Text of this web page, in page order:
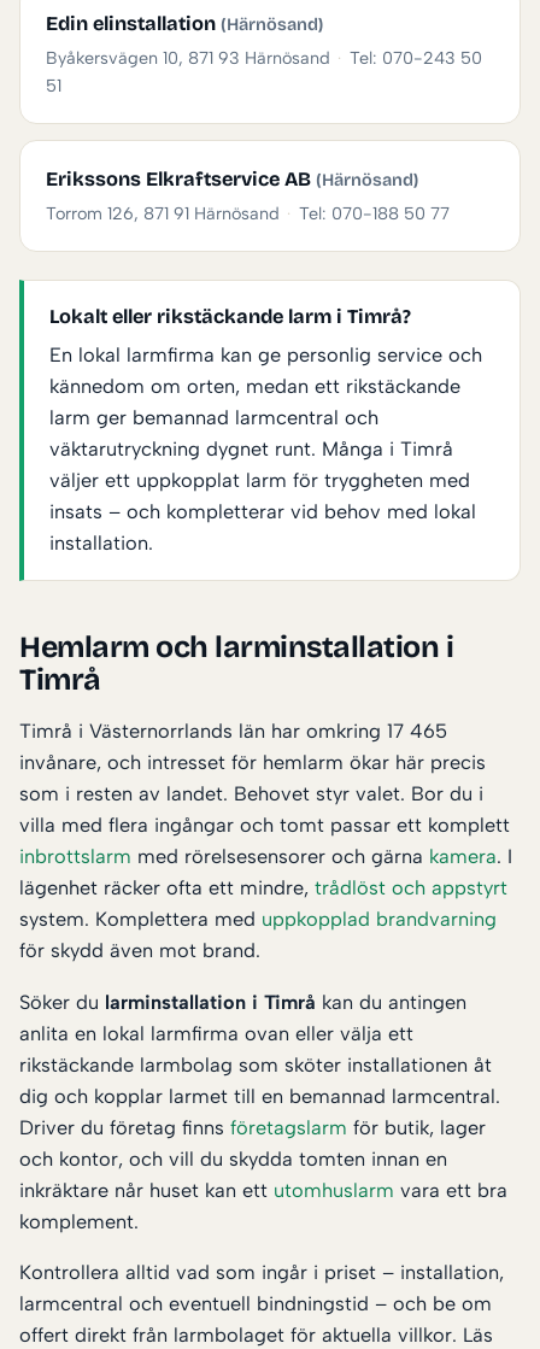
Edin elinstallation (Härnösand)
Byåkersvägen 10, 871 93 Härnösand · Tel: 070-243 50
51
Erikssons Elkraftservice AB (Härnösand)
Torrom 126, 871 91 Härnösand · Tel: 070-188 50 77
Lokalt eller rikstäckande larm i Timrå?
En lokal larmfirma kan ge personlig service och
kännedom om orten, medan ett rikstäckande
larm ger bemannad larmcentral och
väktarutryckning dygnet runt. Många i Timrå
väljer ett uppkopplat larm för tryggheten med
insats – och kompletterar vid behov med lokal
installation.
Hemlarm och larminstallation i
Timrå
Timrå i Västernorrlands län har omkring 17 465
invånare, och intresset för hemlarm ökar här precis
som i resten av landet. Behovet styr valet. Bor du i
villa med flera ingångar och tomt passar ett komplett
inbrottslarm med rörelsesensorer och gärna kamera. I
lägenhet räcker ofta ett mindre, trådlöst och appstyrt
system. Komplettera med uppkopplad brandvarning
för skydd även mot brand.
Söker du larminstallation i Timrå kan du antingen
anlita en lokal larmfirma ovan eller välja ett
rikstäckande larmbolag som sköter installationen åt
dig och kopplar larmet till en bemannad larmcentral.
Driver du företag finns företagslarm för butik, lager
och kontor, och vill du skydda tomten innan en
inkräktare når huset kan ett utomhuslarm vara ett bra
komplement.
Kontrollera alltid vad som ingår i priset – installation,
larmcentral och eventuell bindningstid – och be om
offert direkt från larmbolaget för aktuella villkor. Läs